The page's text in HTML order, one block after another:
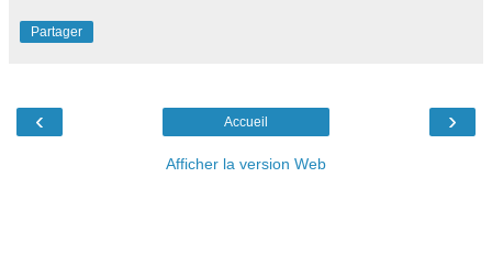
Partager
‹ ›
Accueil
Afficher la version Web